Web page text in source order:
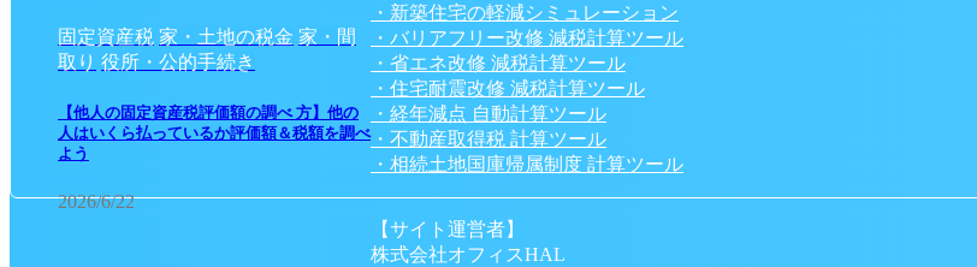
固定資産税 家・土地の税金 家・間
取り 役所・公的手続き
【他人の固定資産税評価額の調べ 方】他の
人はいくら払っているか評価額＆税額を調べ
よう
2026/6/22
・新築住宅の軽減シミュレーション
・バリアフリー改修 減税計算ツール
・省エネ改修 減税計算ツール
・住宅耐震改修 減税計算ツール
・経年減点 自動計算ツール
・不動産取得税 計算ツール
・相続土地国庫帰属制度 計算ツール
【サイト運営者】
株式会社オフィスHAL